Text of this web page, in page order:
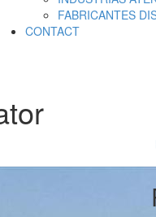
FABRICANTES
CONTACT